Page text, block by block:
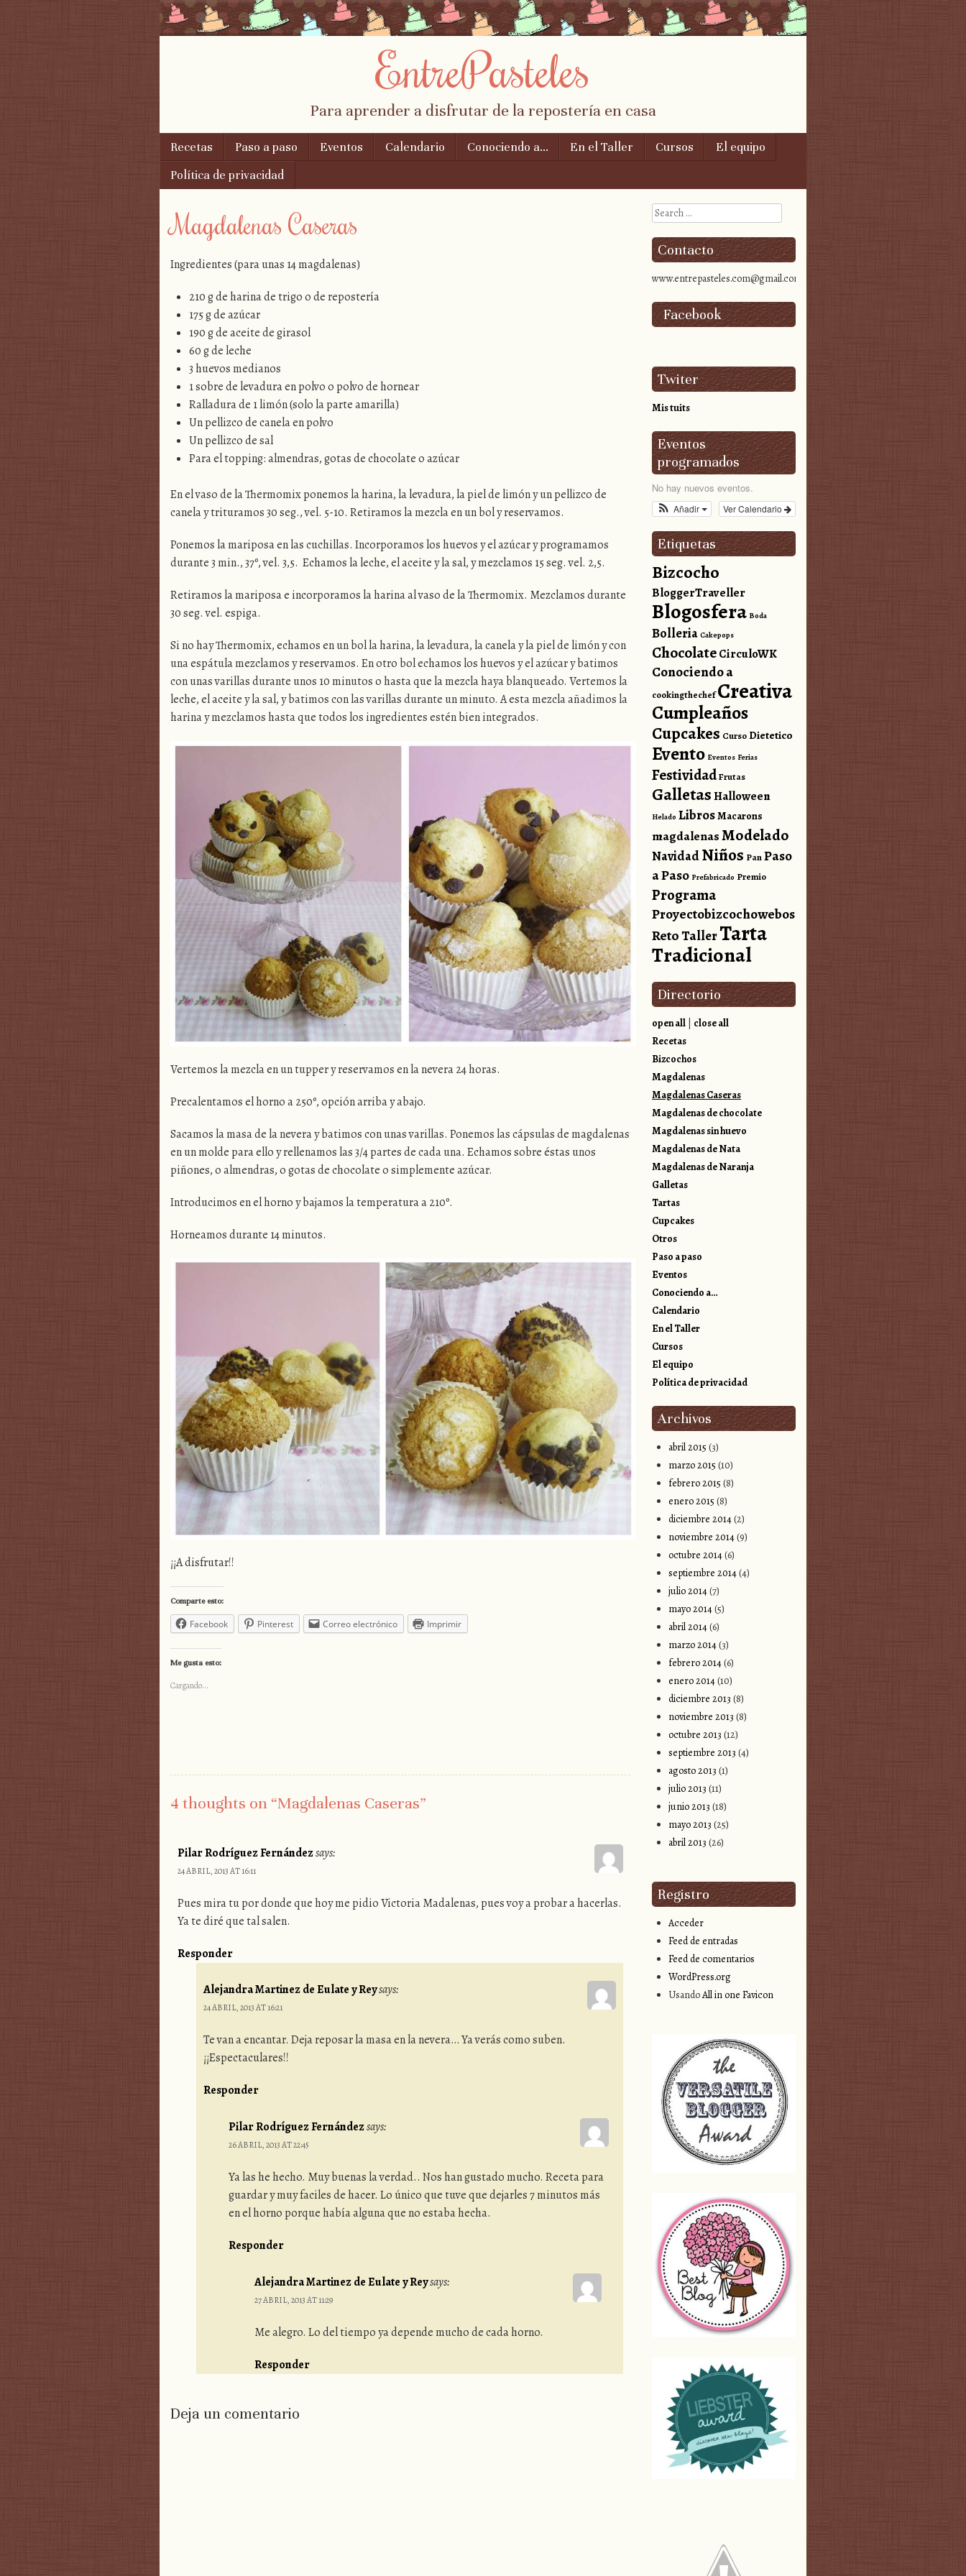
EntrePasteles
Para aprender a disfrutar de la repostería en casa
Menu
Skip to content
Recetas Paso a paso Eventos Calendario Conociendo a… En el Taller Cursos
El equipo
Política de privacidad
Magdalenas Caseras
Ingredientes (para unas 14 magdalenas)
210 g de harina de trigo o de repostería
175 g de azúcar
190 g de aceite de girasol
60 g de leche
3 huevos medianos
1 sobre de levadura en polvo o polvo de hornear
Ralladura de 1 limón (solo la parte amarilla)
Un pellizco de canela en polvo
Un pellizco de sal
Para el topping: almendras, gotas de chocolate o azúcar
En el vaso de la Thermomix ponemos la harina, la levadura, la piel de limón y un pellizco de
canela y trituramos 30 seg., vel. 5-10. Retiramos la mezcla en un bol y reservamos.
Ponemos la mariposa en las cuchillas. Incorporamos los huevos y el azúcar y programamos
durante 3 min., 37º, vel. 3,5. Echamos la leche, el aceite y la sal, y mezclamos 15 seg. vel. 2,5.
Retiramos la mariposa e incorporamos la harina al vaso de la Thermomix. Mezclamos durante
30 seg. vel. espiga.
Si no hay Thermomix, echamos en un bol la harina, la levadura, la canela y la piel de limón y con
una espátula mezclamos y reservamos. En otro bol echamos los huevos y el azúcar y batimos
con unas varillas durante unos 10 minutos o hasta que la mezcla haya blanqueado. Vertemos la
leche, el aceite y la sal, y batimos con las varillas durante un minuto. A esta mezcla añadimos la
harina y mezclamos hasta que todos los ingredientes estén bien integrados.
Vertemos la mezcla en un tupper y reservamos en la nevera 24 horas.
Precalentamos el horno a 250º, opción arriba y abajo.
Sacamos la masa de la nevera y batimos con unas varillas. Ponemos las cápsulas de magdalenas
en un molde para ello y rellenamos las 3/4 partes de cada una. Echamos sobre éstas unos
piñones, o almendras, o gotas de chocolate o simplemente azúcar.
Introducimos en el horno y bajamos la temperatura a 210º.
Horneamos durante 14 minutos.
¡¡A disfrutar!!
Comparte esto:
Facebook Pinterest Correo electrónico Imprimir
Me gusta esto:
Cargando...
4 thoughts on “Magdalenas Caseras”
Pilar Rodríguez Fernándezsays:
24 ABRIL, 2013 AT 16:11
Pues mira tu por donde que hoy me pidio Victoria Madalenas, pues voy a probar a hacerlas.
Ya te diré que tal salen.
Responder
Alejandra Martinez de Eulate y Reysays:
24 ABRIL, 2013 AT 16:21
Te van a encantar. Deja reposar la masa en la nevera… Ya verás como suben.
¡¡Espectaculares!!
Responder
Pilar Rodríguez Fernándezsays:
26 ABRIL, 2013 AT 22:45
Ya las he hecho. Muy buenas la verdad.. Nos han gustado mucho. Receta para
guardar y muy faciles de hacer. Lo único que tuve que dejarles 7 minutos más
en el horno porque había alguna que no estaba hecha.
Responder
Alejandra Martinez de Eulate y Reysays:
27 ABRIL, 2013 AT 11:29
Me alegro. Lo del tiempo ya depende mucho de cada horno.
Responder
Deja un comentario
Search
Contacto
www.entrepasteles.com@gmail.com
Facebook
Twiter
Mis tuits
Eventos
programados
No hay nuevos eventos.
Ver Calendario
Añadir
Etiquetas
Bizcocho
BloggerTraveller
Blogosfera Boda
Bolleria Cakepops
ChocolateCirculoWK
Conociendo a
cookingthechef Creativa
Cumpleaños
Cupcakes CursoDietetico
Evento Eventos Ferias
FestividadFrutas
GalletasHalloween
Helado LibrosMacarons
magdalenasModelado
NavidadNiños PanPaso
a Paso Prefabricado Premio
Programa
Proyectobizcochowebos
Reto TallerTarta
Tradicional
Directorio
open all
close all
Recetas
Bizcochos
Magdalenas
Magdalenas Caseras
Magdalenas de chocolate
Magdalenas sin huevo
Magdalenas de Nata
Magdalenas de Naranja
Galletas
Tartas
Cupcakes
Otros
Paso a paso
Eventos
Conociendo a…
Calendario
En el Taller
Cursos
El equipo
Política de privacidad
Archivos
abril 2015 (3)
marzo 2015 (10)
febrero 2015 (8)
enero 2015 (8)
diciembre 2014(2)
noviembre 2014(9)
octubre 2014(6)
septiembre 2014(4)
julio 2014(7)
mayo 2014(5)
abril 2014(6)
marzo 2014(3)
febrero 2014(6)
enero 2014(10)
diciembre 2013 (8)
noviembre 2013 (8)
octubre 2013 (12)
septiembre 2013 (4)
agosto 2013 (1)
julio 2013 (11)
junio 2013 (18)
mayo 2013 (25)
abril 2013 (26)
Registro
Acceder
Feed de entradas
Feed de comentarios
WordPress.org
UsandoAll in one Favicon